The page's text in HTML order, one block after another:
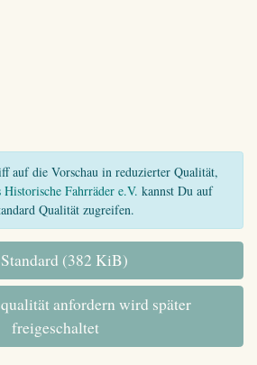
auf die Vorschau in reduzierter Qualität,
Fahrräder e.V. kannst Du auf
Qualität zugreifen.
(382 KiB)
anfordern wird später
freigeschaltet